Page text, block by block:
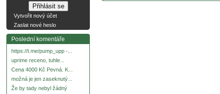
Vytvořit nový účet
Zaslat nové heslo
Poslední komentáře
https://t.me/pump_upp -...
uprime receno, tuhle...
Cena 4000 Kč Pevná. K...
možná je jen zaseknutý...
Že by tady nebyl žádný